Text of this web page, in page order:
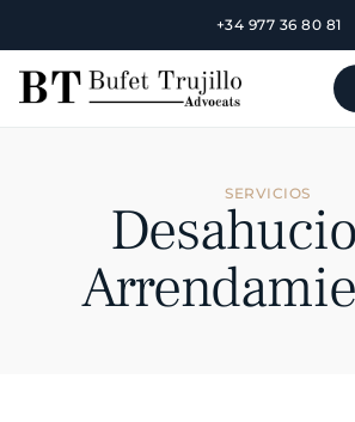
+34 977 36 80 81
SERVICIOS